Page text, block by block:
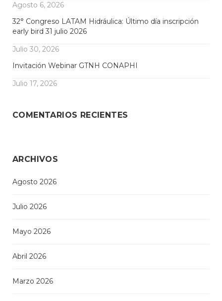
Agosto 6, 2026
32° Congreso LATAM Hidráulica: Último día inscripción
early bird 31 julio 2026
Julio 30, 2026
Invitación Webinar GTNH CONAPHI
Julio 17, 2026
COMENTARIOS RECIENTES
ARCHIVOS
Agosto 2026
Julio 2026
Mayo 2026
Abril 2026
Marzo 2026